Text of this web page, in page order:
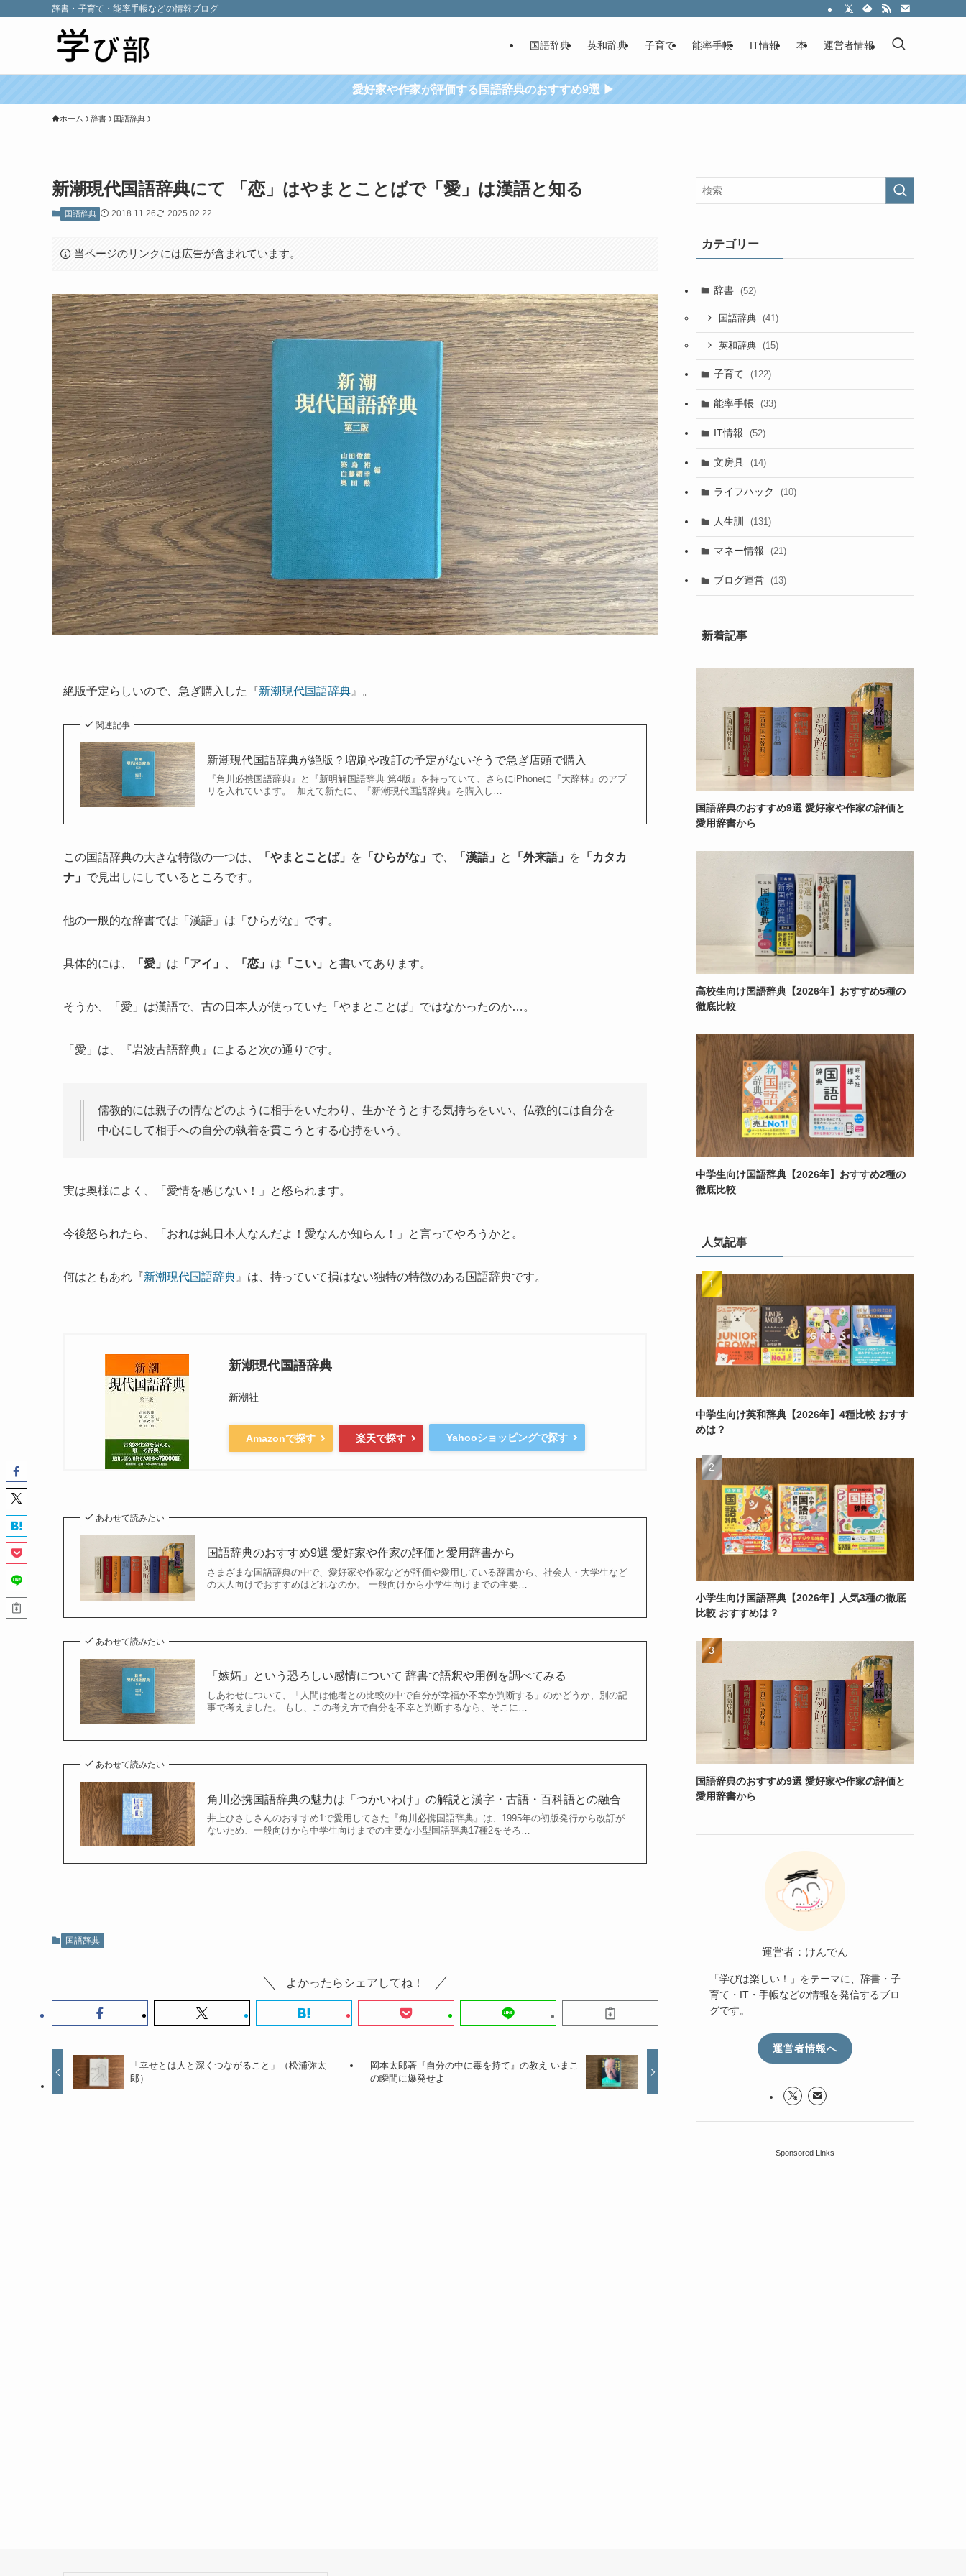
辞書・子育て・能率手帳などの情報ブログ
国語辞典 英和辞典 子育て 能率手帳 IT情報 本 運営者情報
愛好家や作家が評価する国語辞典のおすすめ9選 ▶
ホーム 辞書 国語辞典
新潮現代国語辞典にて 「恋」はやまとことばで「愛」は漢語と知る
国語辞典 2018.11.26 2025.02.22
当ページのリンクには広告が含まれています。
絶版予定らしいので、急ぎ購入した『新潮現代国語辞典 』。
関連記事
新潮現代国語辞典が絶版？増刷や改訂の予定がないそうで急ぎ店頭で購入
『角川必携国語辞典』と『新明解国語辞典 第4版』を持っていて、さらにiPhoneに『大辞林』のアプ
リを入れています。 加えて新たに、『新潮現代国語辞典』を購入し…
この国語辞典の大きな特徴の一つは、 「やまとことば」 を 「ひらがな」 で、 「漢語」 と 「外来語」 を 「カタカ
ナ」 で見出しにしているところです。
他の一般的な辞書では「漢語」は「ひらがな」です。
具体的には、 「愛」 は 「アイ」 「恋」 は 「こい」 と書いてあります。
そうか、「愛」は漢語で、古の日本人が使っていた「やまとことば」ではなかったのか…。
「愛」は、『岩波古語辞典』によると次の通りです。
儒教的には親子の情などのように相手をいたわり、生かそうとする気持ちをいい、仏教的には自分を
中心にして相手への自分の執着を貫こうとする心持をいう。
実は奥様によく、「愛情を感じない！」と怒られます。
今後怒られたら、「おれは純日本人なんだよ！愛なんか知らん！」と言ってやろうかと。
何はともあれ『新潮現代国語辞典 』は、持っていて損はない独特の特徴のある国語辞典です。
新潮現代国語辞典
新潮社
Amazonで探す 楽天で探す Yahooショッピングで探す
あわせて読みたい
国語辞典のおすすめ9選 愛好家や作家の評価と愛用辞書から
さまざまな国語辞典の中で、愛好家や作家などが評価や愛用している辞書から、社会人・大学生など
の大人向けでおすすめはどれなのか。 一般向けから小学生向けまでの主要…
あわせて読みたい
「嫉妬」という恐ろしい感情について 辞書で語釈や用例を調べてみる
しあわせについて、「人間は他者との比較の中で自分が幸福か不幸か判断する」のかどうか、別の記
事で考えました。 もし、この考え方で自分を不幸と判断するなら、そこに…
あわせて読みたい
角川必携国語辞典の魅力は「つかいわけ」の解説と漢字・古語・百科語との融合
井上ひさしさんのおすすめ1で愛用してきた『角川必携国語辞典』は、1995年の初版発行から改訂が
ないため、一般向けから中学生向けまでの主要な小型国語辞典17種2をそろ…
国語辞典
よかったらシェアしてね！
「幸せとは人と深くつながること」（松浦弥太
郎）
岡本太郎著『自分の中に毒を持て』の教え いまこ
の瞬間に爆発せよ
カテゴリー
辞書 (52)
国語辞典 (41)
英和辞典 (15)
子育て (122)
能率手帳 (33)
IT情報 (52)
文房具 (14)
ライフハック (10)
人生訓 (131)
マネー情報 (21)
ブログ運営 (13)
新着記事
国語辞典のおすすめ9選 愛好家や作家の評価と
愛用辞書から
高校生向け国語辞典【2026年】おすすめ5種の
徹底比較
中学生向け国語辞典【2026年】おすすめ2種の
徹底比較
人気記事
中学生向け英和辞典【2026年】4種比較 おすす
めは？
小学生向け国語辞典【2026年】人気3種の徹底
比較 おすすめは？
国語辞典のおすすめ9選 愛好家や作家の評価と
愛用辞書から
運営者：けんでん
「学びは楽しい！」をテーマに、辞書・子
育て・IT・手帳などの情報を発信するブロ
グです。
運営者情報へ
Sponsored Links